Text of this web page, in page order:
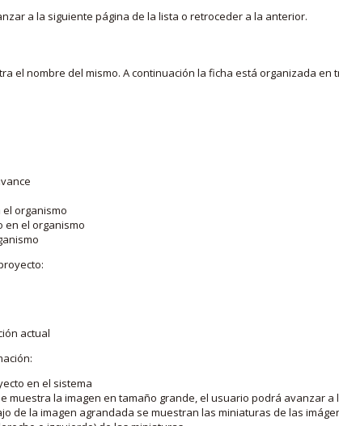
a la siguiente página de la lista o retroceder a la anterior.
el nombre del mismo. A continuación la ficha está organizada en
organismo
en el organismo
actual
en el sistema
muestra la imagen en tamaño grande, el usuario podrá avanzar
de la imagen agrandada se muestran las miniaturas de las